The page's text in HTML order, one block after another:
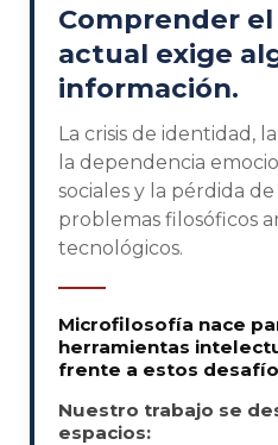
Comprender
actual exige
información.
La crisis de identidad,
la dependencia
sociales y la pérdida
problemas filosóficos
tecnológicos.
Microfilosofía nace
herramientas
frente a estos
Nuestro trabajo se
espacios: